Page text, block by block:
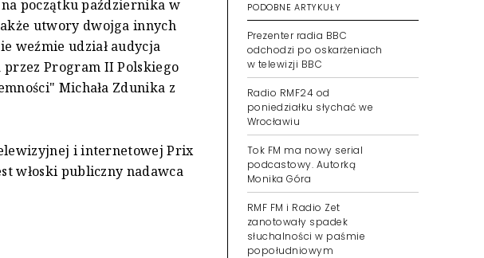
początku października w
utwory dwojga innych
weźmie udział audycja
Program II Polskiego
Michała Zdunika z
i internetowej Prix
włoski publiczny nadawca
PODOBNE ARTYKUŁY
Prezenter radia BBC
odchodzi po oskarżeniach
w telewizji BBC
Radio RMF24 od
poniedziałku słychać we
Wrocławiu
Tok FM ma nowy serial
podcastowy. Autorką
Monika Góra
RMF FM i Radio Zet
zanotowały spadek
słuchalności w paśmie
popołudniowym